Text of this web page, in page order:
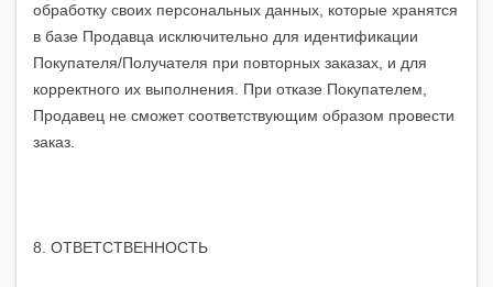
обработку своих персональных данных, которые хранятся
в базе Продавца исключительно для идентификации
Покупателя/Получателя при повторных заказах, и для
корректного их выполнения. При отказе Покупателем,
Продавец не сможет соответствующим образом провести
заказ.
8. ОТВЕТСТВЕННОСТЬ